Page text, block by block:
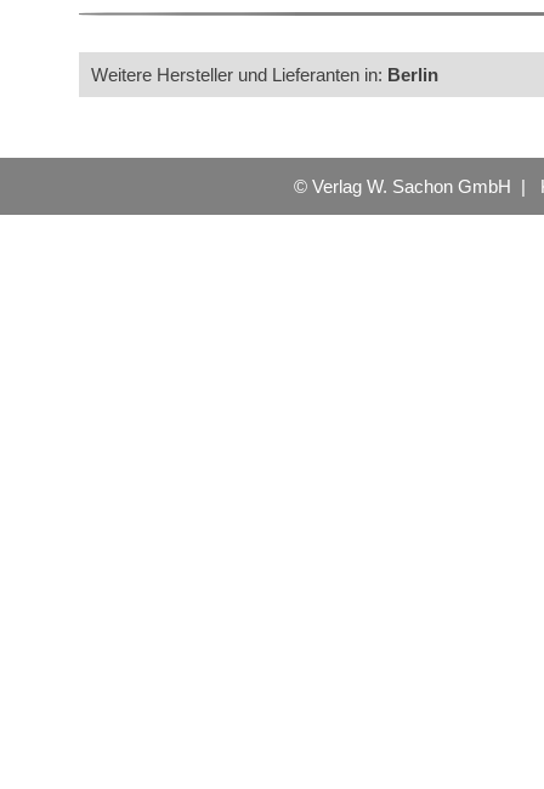
Weitere Hersteller und Lieferanten in: Berlin
© Verlag W. Sachon GmbH |